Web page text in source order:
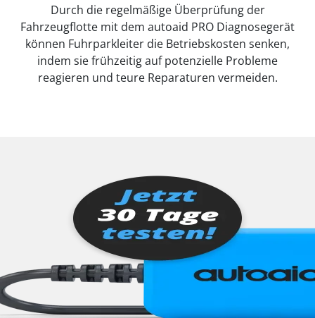
Durch die regelmäßige Überprüfung der
Fahrzeugflotte mit dem autoaid PRO Diagnosegerät
können Fuhrparkleiter die Betriebskosten senken,
indem sie frühzeitig auf potenzielle Probleme
reagieren und teure Reparaturen vermeiden.